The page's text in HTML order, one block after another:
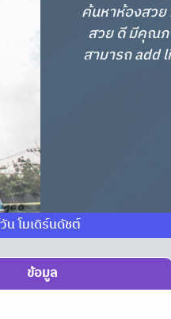
ค้นหาห้องสวย
สวย ดี มีคุณภ
สามารถ add
น โมเดิร์นดัชต์
ข้อมูล